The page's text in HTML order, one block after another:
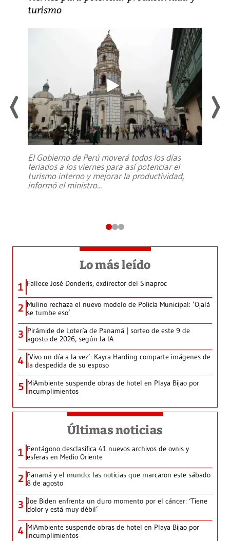
turismo
El Gobierno de Perú moverá todos los días
feriados a los viernes para así potenciar el
turismo interno y mejorar la productividad,
informó el ministro...
Lo más leído
1 Fallece José Donderis, exdirector del Sinaproc
2 Mulino rechaza el nuevo modelo de Policía Municipal: ‘Ojalá
se tumbe eso’
3 Pirámide de Lotería de Panamá | sorteo de este 9 de
agosto de 2026, según la IA
4 ‘Vivo un día a la vez’: Kayra Harding comparte imágenes de
la despedida de su esposo
5 MiAmbiente suspende obras de hotel en Playa Bijao por
incumplimientos
Últimas noticias
1 Pentágono desclasifica 41 nuevos archivos de ovnis y
esferas en Medio Oriente
2 Panamá y el mundo: las noticias que marcaron este sábado
8 de agosto
3 Joe Biden enfrenta un duro momento por el cáncer: ‘Tiene
dolor y está muy débil’
4 MiAmbiente suspende obras de hotel en Playa Bijao por
incumplimientos